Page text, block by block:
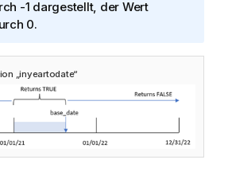
-1 dargestellt, der Wert
0.
„inyeartodate“